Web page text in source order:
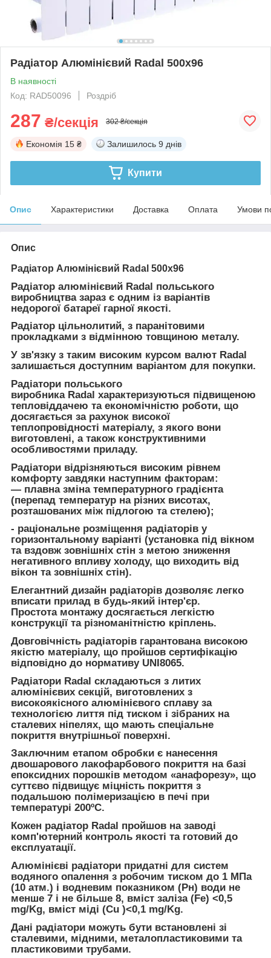
Радіатор Алюмінієвий Radal 500х96
В наявності
Код: RAD50096
Роздріб
287 ₴/секція 302 ₴/секція
Економія 15 ₴ Залишилось 9 днів
Купити
Опис Характеристики Доставка Оплата Умови
Опис
Радіатор Алюмінієвий Radal 500х96
Радіатор алюмінієвий Radal польського
виробництва зараз є одним із варіантів
недорогої батареї гарної якості.
Радіатор цільнолитий, з паранітовими
прокладками з відмінною товщиною металу.
У зв'язку з таким високим курсом валют Radal
залишається доступним варіантом для покупки.
Радіатори польського
виробника Radal характеризуються підвищеною
тепловіддачею та економічністю роботи, що
досягається за рахунок високої
теплопровідності матеріалу, з якого вони
виготовлені, а також конструктивними
особливостями приладу.
Радіатори відрізняються високим рівнем
комфорту завдяки наступним факторам:
― плавна зміна температурного градієнта
(перепад температур на різних висотах,
розташованих між підлогою та стелею);
- раціональне розміщення радіаторів у
горизонтальному варіанті (установка під вікном
та вздовж зовнішніх стін з метою зниження
негативного впливу холоду, що виходить від
вікон та зовнішніх стін).
Елегантний дизайн радіаторів дозволяє легко
вписати прилад в будь-який інтер'єр.
Простота монтажу досягається легкістю
конструкції та різноманітністю кріплень.
Довговічність радіаторів гарантована високою
якістю матеріалу, що пройшов сертифікацію
відповідно до нормативу UNI8065.
Радіатори Radal складаються з литих
алюмінієвих секцій, виготовлених з
високоякісного алюмінієвого сплаву за
технологією лиття під тиском і зібраних на
сталевих ніпелях, що мають спеціальне
покриття внутрішньої поверхні.
Заключним етапом обробки є нанесення
двошарового лакофарбового покриття на базі
епоксидних порошків методом «анафорезу», що
суттєво підвищує міцність покриття з
подальшою полімеризацією в печі при
температурі 200ºС.
Кожен радіатор Radal пройшов на заводі
комп'ютерний контроль якості та готовий до
експлуатації.
Алюмінієві радіатори придатні для систем
водяного опалення з робочим тиском до 1 МПа
(10 атм.) і водневим показником (Рн) води не
менше 7 і не більше 8, вміст заліза (Fe) <0,5
mg/Kg, вміст міді (Сu )<0,1 mg/Kg.
Дані радіатори можуть бути встановлені зі
сталевими, мідними, металопластиковими та
пластиковими трубами.